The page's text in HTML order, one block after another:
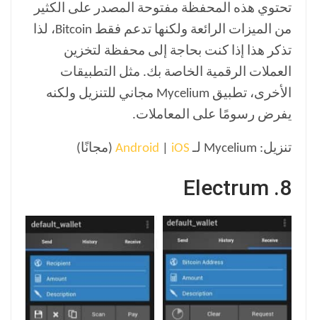
تحتوي هذه المحفظة مفتوحة المصدر على الكثير
من الميزات الرائعة ولكنها تدعم فقط Bitcoin، لذا
تذكر هذا إذا كنت بحاجة إلى محفظة لتخزين
العملات الرقمية الخاصة بك. مثل التطبيقات
الأخرى، تطبيق Mycelium مجاني للتنزيل ولكنه
يفرض رسومًا على المعاملات.
تنزيل: Mycelium لـ Android iOS (مجانًا)
8. Electrum